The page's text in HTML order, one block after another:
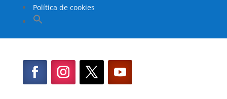
Política de cookies
Buscar:
Botón de búsqueda